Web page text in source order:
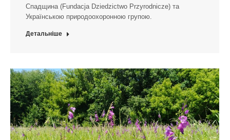
Спадщина (Fundacja Dziedzictwo Przyrodnicze) та
Українською природоохоронною групою.
Детальніше